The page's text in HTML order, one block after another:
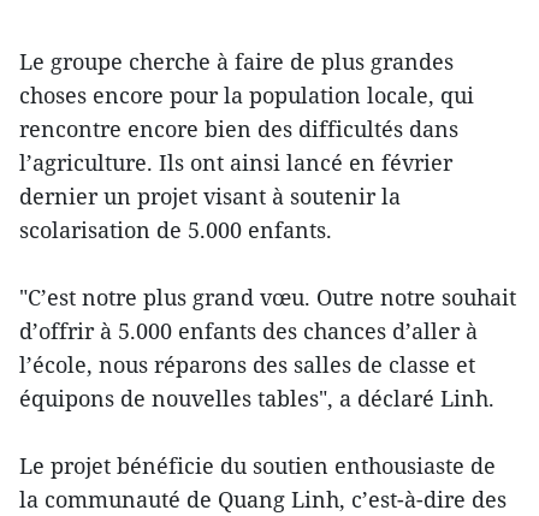
Le groupe cherche à faire de plus grandes
choses encore pour la population locale, qui
rencontre encore bien des difficultés dans
l’agriculture. Ils ont ainsi lancé en février
dernier un projet visant à soutenir la
scolarisation de 5.000 enfants.
"C’est notre plus grand vœu. Outre notre souhait
d’offrir à 5.000 enfants des chances d’aller à
l’école, nous réparons des salles de classe et
équipons de nouvelles tables", a déclaré Linh.
Le projet bénéficie du soutien enthousiaste de
la communauté de Quang Linh, c’est-à-dire des